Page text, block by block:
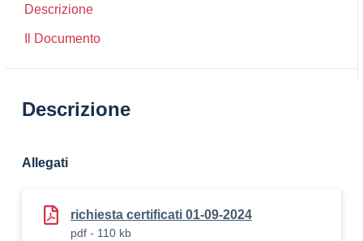
Descrizione
Il Documento
Descrizione
Allegati
richiesta certificati 01-09-2024
pdf - 110 kb